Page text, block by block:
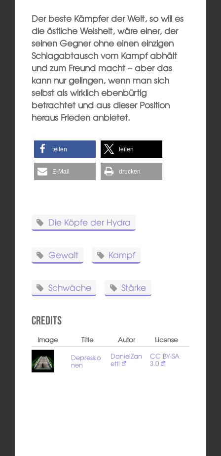
Der beste Kämpfer der Welt, so will es
die östliche Weisheit, wäre einer, der
seinen Gegner ohne einen einzigen
Schlagabtausch vom Kampf abhält
und zum Freund macht – aber das
kann nur gelingen, wenn man sich
selbst als wirklich ebenbürtig
betrachtet und aus dieser Position
heraus Frieden anbietet.
teilen teilen
E-Mail drucken
Die Köpfe der Hydra
Gewalt Kampf
Schwäche Stärke
Credits
Image Title Autor
License
Depressio
nen
DanielZan
etti
CC BY-SA
3.0